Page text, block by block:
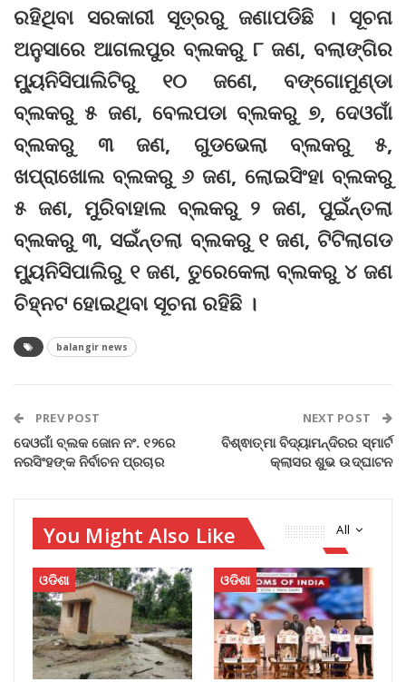
ରହିଥିବା ସରକାରୀ ସୂତ୍ରରୁ ଜଣାପଡିଛି । ସୂଚନା
ଅନୁସାରେ ଆଗଲପୁର ବ୍ଲକରୁ ୮ ଜଣ, ବଲାଙ୍ଗିର
ମ୍ୟୁନିସିପାଲିଟିରୁ ୧୦ ଜଣେ, ବଙ୍ଗୋମୁଣ୍ଡା
ବ୍ଲକରୁ ୫ ଜଣ, ବେଲପଡା ବ୍ଲକରୁ ୭, ଦେଓଗାଁ
ବ୍ଲକରୁ ୩ ଜଣ, ଗୁଡଭେଲା ବ୍ଲକରୁ ୫,
ଖପ୍ରାଖୋଲ ବ୍ଲକରୁ ୬ ଜଣ, ଲୋଇସିଂହା ବ୍ଲକରୁ
୫ ଜଣ, ମୁରିବାହାଲ ବ୍ଲକରୁ ୨ ଜଣ, ପୁଇଁନ୍ତଲା
ବ୍ଲକରୁ ୩, ସଇଁନ୍ତଲା ବ୍ଲକରୁ ୧ ଜଣ, ଟିଟିଲାଗଡ
ମ୍ୟୁନିସିପାଲିରୁ ୧ ଜଣ, ତୁରେକେଲା ବ୍ଲକରୁ ୪ ଜଣ
ଚିହ୍ନଟ ହୋଇଥିବା ସୂଚନା ରହିଛି ।
balangir news
PREV POST
ଦେଓଗାଁ ବ୍ଲକ ଜୋନ ନଂ. ୧୨ରେ
ନରସିଂହଙ୍କ ନିର୍ବାଚନ ପ୍ରଚାର
NEXT POST
ବିଶ୍ଵାତ୍ମା ବିଦ୍ୟାମନ୍ଦିରର ସ୍ମାର୍ଟ
କ୍ଲାସର ଶୁଭ ଉଦ୍‌ଘାଟନ
All
You Might Also Like
ଓଡିଶା ଓଡିଶା